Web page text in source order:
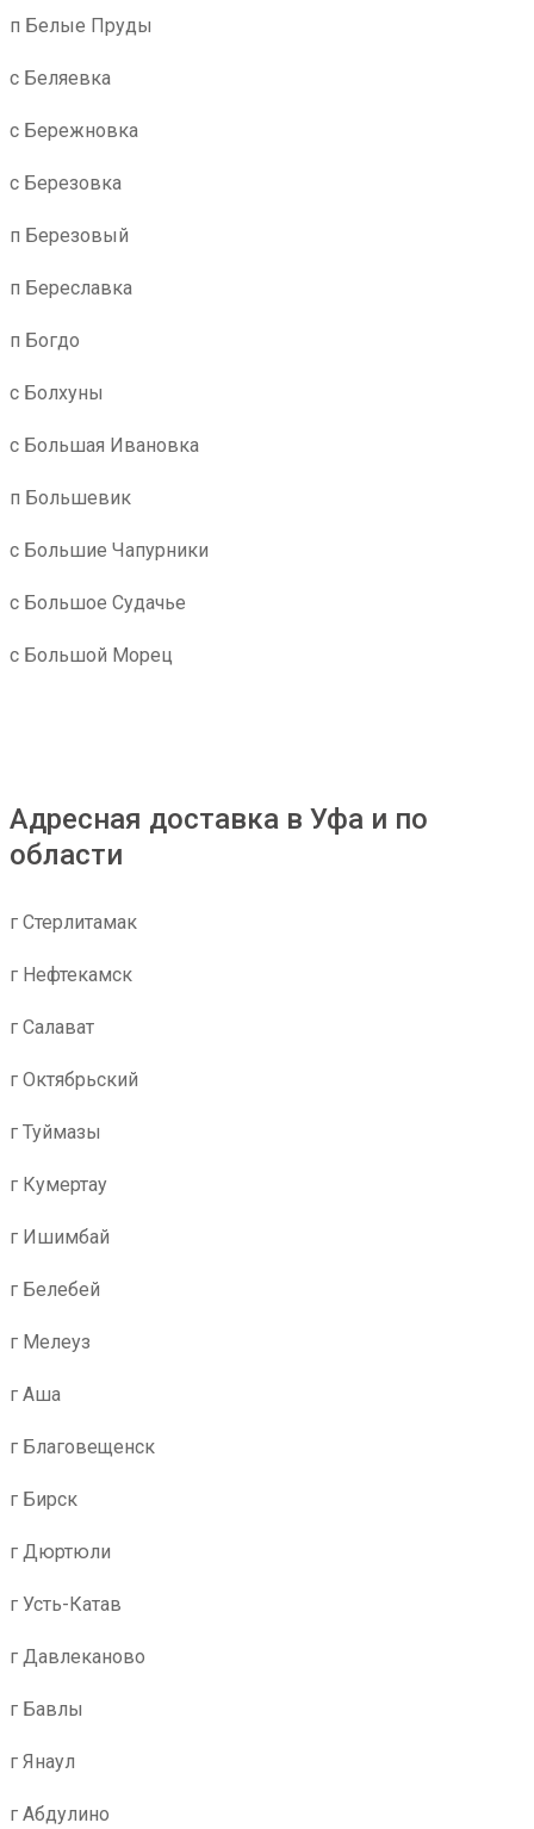
п Белые Пруды
с Беляевка
с Бережновка
с Березовка
п Березовый
п Береславка
п Богдо
с Болхуны
с Большая Ивановка
п Большевик
с Большие Чапурники
с Большое Судачье
с Большой Морец
Адресная доставка в Уфа и по
области
г Стерлитамак
г Нефтекамск
г Салават
г Октябрьский
г Туймазы
г Кумертау
г Ишимбай
г Белебей
г Мелеуз
г Аша
г Благовещенск
г Бирск
г Дюртюли
г Усть-Катав
г Давлеканово
г Бавлы
г Янаул
г Абдулино